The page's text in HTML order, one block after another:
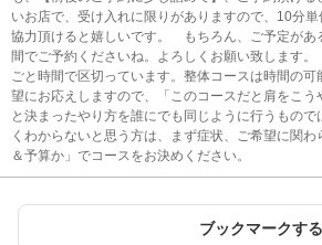
いお店で、受け入れに限りがありますので、10分
協力頂けると嬉しいです。 もちろん、ご予定があ
間でご予約くださいね。よろしくお願い致します
ごと時間で区切っています。整体コースは時間の
望にお応えしますので、「このコースだと肩をこ
と決まったやり方を誰にでも同じように行うもので
くわからないと思う方は、まず症状、ご希望に関
＆予算か」でコースをお決めください。
ブックマークする